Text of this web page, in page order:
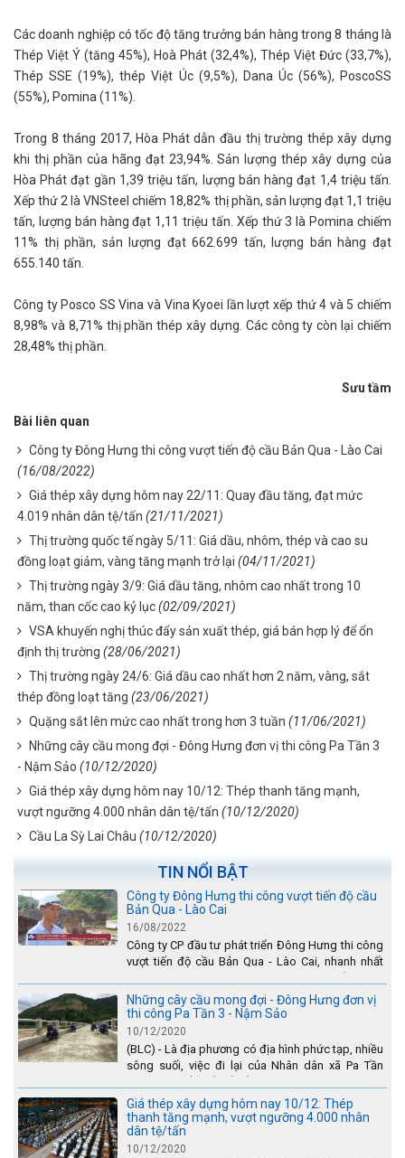
Các doanh nghiệp có tốc độ tăng trưởng bán hàng trong 8 tháng là
Thép Việt Ý (tăng 45%), Hoà Phát (32,4%), Thép Việt Đức (33,7%),
Thép SSE (19%), thép Việt Úc (9,5%), Dana Úc (56%), PoscoSS
(55%), Pomina (11%).
Trong 8 tháng 2017, Hòa Phát dẫn đầu thị trường thép xây dựng
khi thị phần của hãng đạt 23,94%. Sản lượng thép xây dựng của
Hòa Phát đạt gần 1,39 triệu tấn, lượng bán hàng đạt 1,4 triệu tấn.
Xếp thứ 2 là VNSteel chiếm 18,82% thị phần, sản lượng đạt 1,1 triệu
tấn, lượng bán hàng đạt 1,11 triệu tấn. Xếp thứ 3 là Pomina chiếm
11% thị phần, sản lượng đạt 662.699 tấn, lượng bán hàng đạt
655.140 tấn.
Công ty Posco SS Vina và Vina Kyoei lần lượt xếp thứ 4 và 5 chiếm
8,98% và 8,71% thị phần thép xây dựng. Các công ty còn lại chiếm
28,48% thị phần.
Sưu tầm
Bài liên quan
Công ty Đông Hưng thi công vượt tiến độ cầu Bản Qua - Lào Cai
(16/08/2022)
Giá thép xây dựng hôm nay 22/11: Quay đầu tăng, đạt mức
4.019 nhân dân tệ/tấn (21/11/2021)
Thị trường quốc tế ngày 5/11: Giá dầu, nhôm, thép và cao su
đồng loạt giảm, vàng tăng mạnh trở lại (04/11/2021)
Thị trường ngày 3/9: Giá dầu tăng, nhôm cao nhất trong 10
năm, than cốc cao kỷ lục(02/09/2021)
VSA khuyến nghị thúc đẩy sản xuất thép, giá bán hợp lý để ổn
định thị trường (28/06/2021)
Thị trường ngày 24/6: Giá dầu cao nhất hơn 2 năm, vàng, sắt
thép đồng loạt tăng (23/06/2021)
Quặng sắt lên mức cao nhất trong hơn 3 tuần (11/06/2021)
Những cây cầu mong đợi - Đông Hưng đơn vị thi công Pa Tần 3
- Nậm Sảo (10/12/2020)
Giá thép xây dựng hôm nay 10/12: Thép thanh tăng mạnh,
vượt ngưỡng 4.000 nhân dân tệ/tấn (10/12/2020)
Cầu La Sỳ Lai Châu (10/12/2020)
TIN NỔI BẬT
Công ty Đông Hưng thi công vượt tiến độ cầu
Bản Qua - Lào Cai
16/08/2022
Công ty CP đầu tư phát triển Đông Hưng thi công
vượt tiến độ cầu Bản Qua - Lào Cai, nhanh nhất
Lào Cai.
Những cây cầu mong đợi - Đông Hưng đơn vị
thi công Pa Tần 3 - Nậm Sảo
10/12/2020
(BLC) - Là địa phương có địa hình phức tạp, nhiều
sông suối, việc đi lại của Nhân dân xã Pa Tần
lũ....
Giá thép xây dựng hôm nay 10/12: Thép
thanh tăng mạnh, vượt ngưỡng 4.000 nhân
dân tệ/tấn
10/12/2020